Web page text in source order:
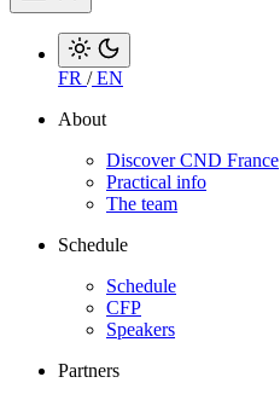
FR /EN
About
Discover CND France
Practical info
The team
Schedule
Schedule
CFP
Speakers
Partners